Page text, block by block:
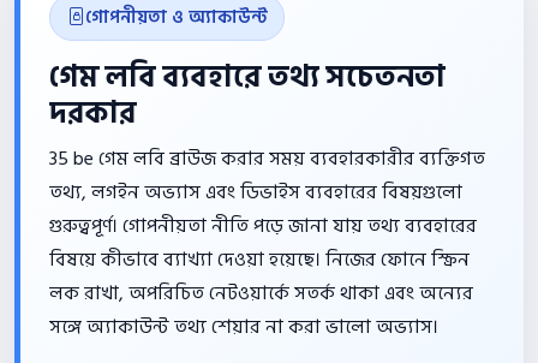
গোপনীয়তা ও অ্যাকাউন্ট
গেম লবি ব্যবহারে তথ্য সচেতনতা
দরকার
35 be গেম লবি ব্রাউজ করার সময় ব্যবহারকারীর ব্যক্তিগত
তথ্য, লগইন অভ্যাস এবং ডিভাইস ব্যবহারের বিষয়গুলো
গুরুত্বপূর্ণ। গোপনীয়তা নীতি পড়ে জানা যায় তথ্য ব্যবহারের
বিষয়ে কীভাবে ব্যাখ্যা দেওয়া হয়েছে। নিজের ফোনে স্ক্রিন
লক রাখা, অপরিচিত নেটওয়ার্কে সতর্ক থাকা এবং অন্যের
সঙ্গে অ্যাকাউন্ট তথ্য শেয়ার না করা ভালো অভ্যাস।